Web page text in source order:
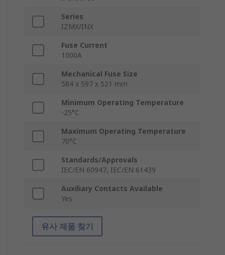
Series
IZMX/INX
Fuse Current
1000A
Mechanical Fuse Size
584 x 597 x 521 mm
Minimum Operating Temperature
-25°C
Maximum Operating Temperature
70°C
Standards/Approvals
IEC/EN 60947, IEC/EN 61439
Auxiliary Contacts Available
Yes
유사 제품 찾기